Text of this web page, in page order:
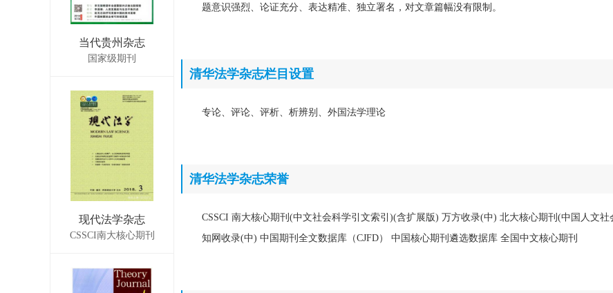
当代贵州杂志
国家级期刊
现代法学杂志
CSSCI南大核心期刊
题意识强烈、论证充分、表达精准、独立署名，对文章篇幅没有限制。
清华法学杂志栏目设置
专论、评论、评析、析辨别、外国法学理论
清华法学杂志荣誉
CSSCI 南大核心期刊(中文社会科学引文索引)(含扩展版) 万方收录(中) 北大核心期刊(中国人文社
知网收录(中) 中国期刊全文数据库（CJFD） 中国核心期刊遴选数据库 全国中文核心期刊